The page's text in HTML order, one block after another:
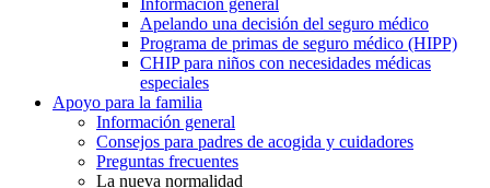
Apelando una decisión del seguro médico
Programa de primas de seguro médico (HIPP)
CHIP para niños con necesidades médicas
especiales
Apoyo para la familia
Información general
Consejos para padres de acogida y cuidadores
Preguntas frecuentes
La nueva normalidad